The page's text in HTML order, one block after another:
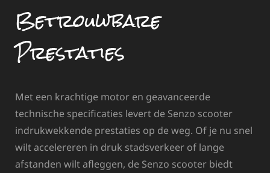
Betrouwbare
Prestaties
Met een krachtige motor en geavanceerde
technische specificaties levert de Senzo scooter
indrukwekkende prestaties op de weg. Of je nu snel
wilt accelereren in druk stadsverkeer of lange
afstanden wilt afleggen, de Senzo scooter biedt